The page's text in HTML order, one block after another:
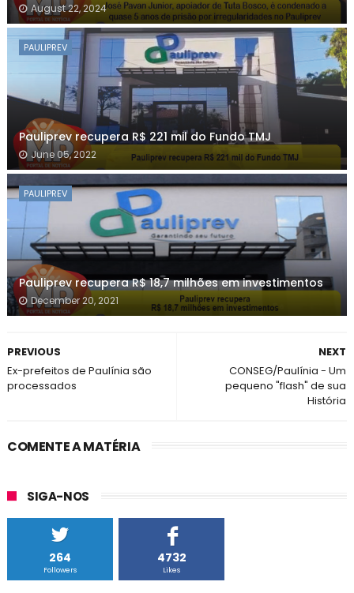
August 22, 2024
PAULIPREV
Pauliprev recupera R$ 221 mil do Fundo TMJ
June 05, 2022
PAULIPREV
Pauliprev recupera R$ 18,7 milhões em investimentos
December 20, 2021
NEXT
CONSEG/Paulínia - Um
pequeno "flash" de sua
História
PREVIOUS
Ex-prefeitos de Paulínia são
processados
COMENTE A MATÉRIA
SIGA-NOS
264
Followers
4732
Likes